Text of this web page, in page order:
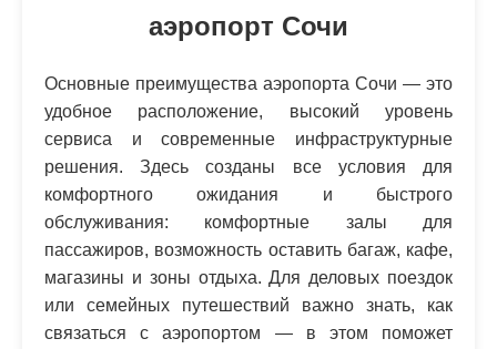
аэропорт Сочи
Основные преимущества аэропорта Сочи — это
удобное расположение, высокий уровень
сервиса и современные инфраструктурные
решения. Здесь созданы все условия для
комфортного ожидания и быстрого
обслуживания: комфортные залы для
пассажиров, возможность оставить багаж, кафе,
магазины и зоны отдыха. Для деловых поездок
или семейных путешествий важно знать, как
связаться с аэропортом — в этом поможет